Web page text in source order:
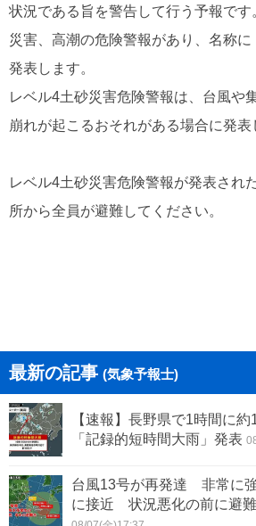
状況である旨を警告して行う予報で
災害、高潮の危険警報があり、名称
発表します。
レベル4土砂災害危険警報は、台風や
崩れが起こるおそれがある場合に発表
レベル4土砂災害危険警報が発表され
所から全員が避難してください。
最新の記事 (気象予報士)
【速報】長野県で1時間に
「記録的短時間大雨」発表
台風13号が再発達 非常に
に接近 状況悪化の前に避